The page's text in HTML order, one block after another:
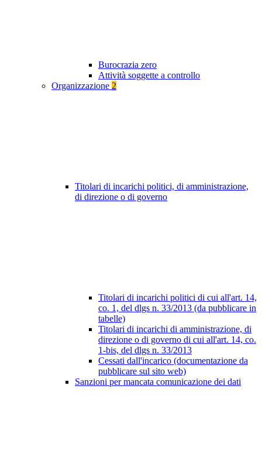
Burocrazia zero
Attività soggette a controllo
Organizzazione 2
Titolari di incarichi politici, di amministrazione,
di direzione o di governo
Titolari di incarichi politici di cui all'art. 14,
co. 1, del dlgs n. 33/2013 (da pubblicare in
tabelle)
Titolari di incarichi di amministrazione, di
direzione o di governo di cui all'art. 14, co.
1-bis, del dlgs n. 33/2013
Cessati dall'incarico (documentazione da
pubblicare sul sito web)
Sanzioni per mancata comunicazione dei dati